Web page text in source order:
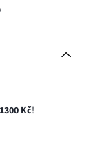
1300 Kč!